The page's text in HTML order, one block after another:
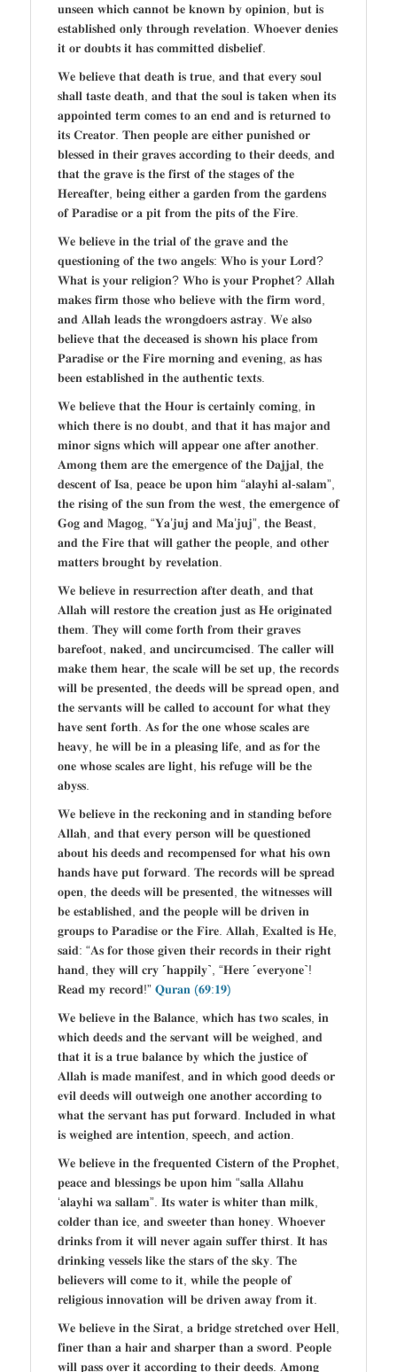
𝐮𝐧𝐬𝐞𝐞𝐧 𝐰𝐡𝐢𝐜𝐡 𝐜𝐚𝐧𝐧𝐨𝐭 𝐛𝐞 𝐤𝐧𝐨𝐰𝐧 𝐛𝐲 𝐨𝐩𝐢𝐧𝐢𝐨𝐧, 𝐛𝐮𝐭 𝐢𝐬
𝐞𝐬𝐭𝐚𝐛𝐥𝐢𝐬𝐡𝐞𝐝 𝐨𝐧𝐥𝐲 𝐭𝐡𝐫𝐨𝐮𝐠𝐡 𝐫𝐞𝐯𝐞𝐥𝐚𝐭𝐢𝐨𝐧. 𝐖𝐡𝐨𝐞𝐯𝐞𝐫 𝐝𝐞𝐧𝐢𝐞𝐬
𝐢𝐭 𝐨𝐫 𝐝𝐨𝐮𝐛𝐭𝐬 𝐢𝐭 𝐡𝐚𝐬 𝐜𝐨𝐦𝐦𝐢𝐭𝐭𝐞𝐝 𝐝𝐢𝐬𝐛𝐞𝐥𝐢𝐞𝐟.
𝐖𝐞 𝐛𝐞𝐥𝐢𝐞𝐯𝐞 𝐭𝐡𝐚𝐭 𝐝𝐞𝐚𝐭𝐡 𝐢𝐬 𝐭𝐫𝐮𝐞, 𝐚𝐧𝐝 𝐭𝐡𝐚𝐭 𝐞𝐯𝐞𝐫𝐲 𝐬𝐨𝐮𝐥
𝐬𝐡𝐚𝐥𝐥 𝐭𝐚𝐬𝐭𝐞 𝐝𝐞𝐚𝐭𝐡, 𝐚𝐧𝐝 𝐭𝐡𝐚𝐭 𝐭𝐡𝐞 𝐬𝐨𝐮𝐥 𝐢𝐬 𝐭𝐚𝐤𝐞𝐧 𝐰𝐡𝐞𝐧 𝐢𝐭𝐬
𝐚𝐩𝐩𝐨𝐢𝐧𝐭𝐞𝐝 𝐭𝐞𝐫𝐦 𝐜𝐨𝐦𝐞𝐬 𝐭𝐨 𝐚𝐧 𝐞𝐧𝐝 𝐚𝐧𝐝 𝐢𝐬 𝐫𝐞𝐭𝐮𝐫𝐧𝐞𝐝 𝐭𝐨
𝐢𝐭𝐬 𝐂𝐫𝐞𝐚𝐭𝐨𝐫. 𝐓𝐡𝐞𝐧 𝐩𝐞𝐨𝐩𝐥𝐞 𝐚𝐫𝐞 𝐞𝐢𝐭𝐡𝐞𝐫 𝐩𝐮𝐧𝐢𝐬𝐡𝐞𝐝 𝐨𝐫
𝐛𝐥𝐞𝐬𝐬𝐞𝐝 𝐢𝐧 𝐭𝐡𝐞𝐢𝐫 𝐠𝐫𝐚𝐯𝐞𝐬 𝐚𝐜𝐜𝐨𝐫𝐝𝐢𝐧𝐠 𝐭𝐨 𝐭𝐡𝐞𝐢𝐫 𝐝𝐞𝐞𝐝𝐬, 𝐚𝐧𝐝
𝐭𝐡𝐚𝐭 𝐭𝐡𝐞 𝐠𝐫𝐚𝐯𝐞 𝐢𝐬 𝐭𝐡𝐞 𝐟𝐢𝐫𝐬𝐭 𝐨𝐟 𝐭𝐡𝐞 𝐬𝐭𝐚𝐠𝐞𝐬 𝐨𝐟 𝐭𝐡𝐞
𝐇𝐞𝐫𝐞𝐚𝐟𝐭𝐞𝐫, 𝐛𝐞𝐢𝐧𝐠 𝐞𝐢𝐭𝐡𝐞𝐫 𝐚 𝐠𝐚𝐫𝐝𝐞𝐧 𝐟𝐫𝐨𝐦 𝐭𝐡𝐞 𝐠𝐚𝐫𝐝𝐞𝐧𝐬
𝐨𝐟 𝐏𝐚𝐫𝐚𝐝𝐢𝐬𝐞 𝐨𝐫 𝐚 𝐩𝐢𝐭 𝐟𝐫𝐨𝐦 𝐭𝐡𝐞 𝐩𝐢𝐭𝐬 𝐨𝐟 𝐭𝐡𝐞 𝐅𝐢𝐫𝐞.
𝐖𝐞 𝐛𝐞𝐥𝐢𝐞𝐯𝐞 𝐢𝐧 𝐭𝐡𝐞 𝐭𝐫𝐢𝐚𝐥 𝐨𝐟 𝐭𝐡𝐞 𝐠𝐫𝐚𝐯𝐞 𝐚𝐧𝐝 𝐭𝐡𝐞
𝐪𝐮𝐞𝐬𝐭𝐢𝐨𝐧𝐢𝐧𝐠 𝐨𝐟 𝐭𝐡𝐞 𝐭𝐰𝐨 𝐚𝐧𝐠𝐞𝐥𝐬: 𝐖𝐡𝐨 𝐢𝐬 𝐲𝐨𝐮𝐫 𝐋𝐨𝐫𝐝?
𝐖𝐡𝐚𝐭 𝐢𝐬 𝐲𝐨𝐮𝐫 𝐫𝐞𝐥𝐢𝐠𝐢𝐨𝐧? 𝐖𝐡𝐨 𝐢𝐬 𝐲𝐨𝐮𝐫 𝐏𝐫𝐨𝐩𝐡𝐞𝐭? 𝐀𝐥𝐥𝐚𝐡
𝐦𝐚𝐤𝐞𝐬 𝐟𝐢𝐫𝐦 𝐭𝐡𝐨𝐬𝐞 𝐰𝐡𝐨 𝐛𝐞𝐥𝐢𝐞𝐯𝐞 𝐰𝐢𝐭𝐡 𝐭𝐡𝐞 𝐟𝐢𝐫𝐦 𝐰𝐨𝐫𝐝,
𝐚𝐧𝐝 𝐀𝐥𝐥𝐚𝐡 𝐥𝐞𝐚𝐝𝐬 𝐭𝐡𝐞 𝐰𝐫𝐨𝐧𝐠𝐝𝐨𝐞𝐫𝐬 𝐚𝐬𝐭𝐫𝐚𝐲. 𝐖𝐞 𝐚𝐥𝐬𝐨
𝐛𝐞𝐥𝐢𝐞𝐯𝐞 𝐭𝐡𝐚𝐭 𝐭𝐡𝐞 𝐝𝐞𝐜𝐞𝐚𝐬𝐞𝐝 𝐢𝐬 𝐬𝐡𝐨𝐰𝐧 𝐡𝐢𝐬 𝐩𝐥𝐚𝐜𝐞 𝐟𝐫𝐨𝐦
𝐏𝐚𝐫𝐚𝐝𝐢𝐬𝐞 𝐨𝐫 𝐭𝐡𝐞 𝐅𝐢𝐫𝐞 𝐦𝐨𝐫𝐧𝐢𝐧𝐠 𝐚𝐧𝐝 𝐞𝐯𝐞𝐧𝐢𝐧𝐠, 𝐚𝐬 𝐡𝐚𝐬
𝐛𝐞𝐞𝐧 𝐞𝐬𝐭𝐚𝐛𝐥𝐢𝐬𝐡𝐞𝐝 𝐢𝐧 𝐭𝐡𝐞 𝐚𝐮𝐭𝐡𝐞𝐧𝐭𝐢𝐜 𝐭𝐞𝐱𝐭𝐬.
𝐖𝐞 𝐛𝐞𝐥𝐢𝐞𝐯𝐞 𝐭𝐡𝐚𝐭 𝐭𝐡𝐞 𝐇𝐨𝐮𝐫 𝐢𝐬 𝐜𝐞𝐫𝐭𝐚𝐢𝐧𝐥𝐲 𝐜𝐨𝐦𝐢𝐧𝐠, 𝐢𝐧
𝐰𝐡𝐢𝐜𝐡 𝐭𝐡𝐞𝐫𝐞 𝐢𝐬 𝐧𝐨 𝐝𝐨𝐮𝐛𝐭, 𝐚𝐧𝐝 𝐭𝐡𝐚𝐭 𝐢𝐭 𝐡𝐚𝐬 𝐦𝐚𝐣𝐨𝐫 𝐚𝐧𝐝
𝐦𝐢𝐧𝐨𝐫 𝐬𝐢𝐠𝐧𝐬 𝐰𝐡𝐢𝐜𝐡 𝐰𝐢𝐥𝐥 𝐚𝐩𝐩𝐞𝐚𝐫 𝐨𝐧𝐞 𝐚𝐟𝐭𝐞𝐫 𝐚𝐧𝐨𝐭𝐡𝐞𝐫.
𝐀𝐦𝐨𝐧𝐠 𝐭𝐡𝐞𝐦 𝐚𝐫𝐞 𝐭𝐡𝐞 𝐞𝐦𝐞𝐫𝐠𝐞𝐧𝐜𝐞 𝐨𝐟 𝐭𝐡𝐞 𝐃𝐚𝐣𝐣𝐚𝐥, 𝐭𝐡𝐞
𝐝𝐞𝐬𝐜𝐞𝐧𝐭 𝐨𝐟 𝐈𝐬𝐚, 𝐩𝐞𝐚𝐜𝐞 𝐛𝐞 𝐮𝐩𝐨𝐧 𝐡𝐢𝐦 “𝐚𝐥𝐚𝐲𝐡𝐢 𝐚𝐥-𝐬𝐚𝐥𝐚𝐦”,
𝐭𝐡𝐞 𝐫𝐢𝐬𝐢𝐧𝐠 𝐨𝐟 𝐭𝐡𝐞 𝐬𝐮𝐧 𝐟𝐫𝐨𝐦 𝐭𝐡𝐞 𝐰𝐞𝐬𝐭, 𝐭𝐡𝐞 𝐞𝐦𝐞𝐫𝐠𝐞𝐧𝐜𝐞 𝐨𝐟
𝐆𝐨𝐠 𝐚𝐧𝐝 𝐌𝐚𝐠𝐨𝐠, “𝐘𝐚’𝐣𝐮𝐣 𝐚𝐧𝐝 𝐌𝐚’𝐣𝐮𝐣”, 𝐭𝐡𝐞 𝐁𝐞𝐚𝐬𝐭,
𝐚𝐧𝐝 𝐭𝐡𝐞 𝐅𝐢𝐫𝐞 𝐭𝐡𝐚𝐭 𝐰𝐢𝐥𝐥 𝐠𝐚𝐭𝐡𝐞𝐫 𝐭𝐡𝐞 𝐩𝐞𝐨𝐩𝐥𝐞, 𝐚𝐧𝐝 𝐨𝐭𝐡𝐞𝐫
𝐦𝐚𝐭𝐭𝐞𝐫𝐬 𝐛𝐫𝐨𝐮𝐠𝐡𝐭 𝐛𝐲 𝐫𝐞𝐯𝐞𝐥𝐚𝐭𝐢𝐨𝐧.
𝐖𝐞 𝐛𝐞𝐥𝐢𝐞𝐯𝐞 𝐢𝐧 𝐫𝐞𝐬𝐮𝐫𝐫𝐞𝐜𝐭𝐢𝐨𝐧 𝐚𝐟𝐭𝐞𝐫 𝐝𝐞𝐚𝐭𝐡, 𝐚𝐧𝐝 𝐭𝐡𝐚𝐭
𝐀𝐥𝐥𝐚𝐡 𝐰𝐢𝐥𝐥 𝐫𝐞𝐬𝐭𝐨𝐫𝐞 𝐭𝐡𝐞 𝐜𝐫𝐞𝐚𝐭𝐢𝐨𝐧 𝐣𝐮𝐬𝐭 𝐚𝐬 𝐇𝐞 𝐨𝐫𝐢𝐠𝐢𝐧𝐚𝐭𝐞𝐝
𝐭𝐡𝐞𝐦. 𝐓𝐡𝐞𝐲 𝐰𝐢𝐥𝐥 𝐜𝐨𝐦𝐞 𝐟𝐨𝐫𝐭𝐡 𝐟𝐫𝐨𝐦 𝐭𝐡𝐞𝐢𝐫 𝐠𝐫𝐚𝐯𝐞𝐬
𝐛𝐚𝐫𝐞𝐟𝐨𝐨𝐭, 𝐧𝐚𝐤𝐞𝐝, 𝐚𝐧𝐝 𝐮𝐧𝐜𝐢𝐫𝐜𝐮𝐦𝐜𝐢𝐬𝐞𝐝. 𝐓𝐡𝐞 𝐜𝐚𝐥𝐥𝐞𝐫 𝐰𝐢𝐥𝐥
𝐦𝐚𝐤𝐞 𝐭𝐡𝐞𝐦 𝐡𝐞𝐚𝐫, 𝐭𝐡𝐞 𝐬𝐜𝐚𝐥𝐞 𝐰𝐢𝐥𝐥 𝐛𝐞 𝐬𝐞𝐭 𝐮𝐩, 𝐭𝐡𝐞 𝐫𝐞𝐜𝐨𝐫𝐝𝐬
𝐰𝐢𝐥𝐥 𝐛𝐞 𝐩𝐫𝐞𝐬𝐞𝐧𝐭𝐞𝐝, 𝐭𝐡𝐞 𝐝𝐞𝐞𝐝𝐬 𝐰𝐢𝐥𝐥 𝐛𝐞 𝐬𝐩𝐫𝐞𝐚𝐝 𝐨𝐩𝐞𝐧, 𝐚𝐧𝐝
𝐭𝐡𝐞 𝐬𝐞𝐫𝐯𝐚𝐧𝐭𝐬 𝐰𝐢𝐥𝐥 𝐛𝐞 𝐜𝐚𝐥𝐥𝐞𝐝 𝐭𝐨 𝐚𝐜𝐜𝐨𝐮𝐧𝐭 𝐟𝐨𝐫 𝐰𝐡𝐚𝐭 𝐭𝐡𝐞𝐲
𝐡𝐚𝐯𝐞 𝐬𝐞𝐧𝐭 𝐟𝐨𝐫𝐭𝐡. 𝐀𝐬 𝐟𝐨𝐫 𝐭𝐡𝐞 𝐨𝐧𝐞 𝐰𝐡𝐨𝐬𝐞 𝐬𝐜𝐚𝐥𝐞𝐬 𝐚𝐫𝐞
𝐡𝐞𝐚𝐯𝐲, 𝐡𝐞 𝐰𝐢𝐥𝐥 𝐛𝐞 𝐢𝐧 𝐚 𝐩𝐥𝐞𝐚𝐬𝐢𝐧𝐠 𝐥𝐢𝐟𝐞, 𝐚𝐧𝐝 𝐚𝐬 𝐟𝐨𝐫 𝐭𝐡𝐞
𝐨𝐧𝐞 𝐰𝐡𝐨𝐬𝐞 𝐬𝐜𝐚𝐥𝐞𝐬 𝐚𝐫𝐞 𝐥𝐢𝐠𝐡𝐭, 𝐡𝐢𝐬 𝐫𝐞𝐟𝐮𝐠𝐞 𝐰𝐢𝐥𝐥 𝐛𝐞 𝐭𝐡𝐞
𝐚𝐛𝐲𝐬𝐬.
𝐖𝐞 𝐛𝐞𝐥𝐢𝐞𝐯𝐞 𝐢𝐧 𝐭𝐡𝐞 𝐫𝐞𝐜𝐤𝐨𝐧𝐢𝐧𝐠 𝐚𝐧𝐝 𝐢𝐧 𝐬𝐭𝐚𝐧𝐝𝐢𝐧𝐠 𝐛𝐞𝐟𝐨𝐫𝐞
𝐀𝐥𝐥𝐚𝐡, 𝐚𝐧𝐝 𝐭𝐡𝐚𝐭 𝐞𝐯𝐞𝐫𝐲 𝐩𝐞𝐫𝐬𝐨𝐧 𝐰𝐢𝐥𝐥 𝐛𝐞 𝐪𝐮𝐞𝐬𝐭𝐢𝐨𝐧𝐞𝐝
𝐚𝐛𝐨𝐮𝐭 𝐡𝐢𝐬 𝐝𝐞𝐞𝐝𝐬 𝐚𝐧𝐝 𝐫𝐞𝐜𝐨𝐦𝐩𝐞𝐧𝐬𝐞𝐝 𝐟𝐨𝐫 𝐰𝐡𝐚𝐭 𝐡𝐢𝐬 𝐨𝐰𝐧
𝐡𝐚𝐧𝐝𝐬 𝐡𝐚𝐯𝐞 𝐩𝐮𝐭 𝐟𝐨𝐫𝐰𝐚𝐫𝐝. 𝐓𝐡𝐞 𝐫𝐞𝐜𝐨𝐫𝐝𝐬 𝐰𝐢𝐥𝐥 𝐛𝐞 𝐬𝐩𝐫𝐞𝐚𝐝
𝐨𝐩𝐞𝐧, 𝐭𝐡𝐞 𝐝𝐞𝐞𝐝𝐬 𝐰𝐢𝐥𝐥 𝐛𝐞 𝐩𝐫𝐞𝐬𝐞𝐧𝐭𝐞𝐝, 𝐭𝐡𝐞 𝐰𝐢𝐭𝐧𝐞𝐬𝐬𝐞𝐬 𝐰𝐢𝐥𝐥
𝐛𝐞 𝐞𝐬𝐭𝐚𝐛𝐥𝐢𝐬𝐡𝐞𝐝, 𝐚𝐧𝐝 𝐭𝐡𝐞 𝐩𝐞𝐨𝐩𝐥𝐞 𝐰𝐢𝐥𝐥 𝐛𝐞 𝐝𝐫𝐢𝐯𝐞𝐧 𝐢𝐧
𝐠𝐫𝐨𝐮𝐩𝐬 𝐭𝐨 𝐏𝐚𝐫𝐚𝐝𝐢𝐬𝐞 𝐨𝐫 𝐭𝐡𝐞 𝐅𝐢𝐫𝐞. 𝐀𝐥𝐥𝐚𝐡, 𝐄𝐱𝐚𝐥𝐭𝐞𝐝 𝐢𝐬 𝐇𝐞,
𝐬𝐚𝐢𝐝: “𝐀𝐬 𝐟𝐨𝐫 𝐭𝐡𝐨𝐬𝐞 𝐠𝐢𝐯𝐞𝐧 𝐭𝐡𝐞𝐢𝐫 𝐫𝐞𝐜𝐨𝐫𝐝𝐬 𝐢𝐧 𝐭𝐡𝐞𝐢𝐫 𝐫𝐢𝐠𝐡𝐭
𝐡𝐚𝐧𝐝, 𝐭𝐡𝐞𝐲 𝐰𝐢𝐥𝐥 𝐜𝐫𝐲 ˹𝐡𝐚𝐩𝐩𝐢𝐥𝐲˺, “𝐇𝐞𝐫𝐞 ˹𝐞𝐯𝐞𝐫𝐲𝐨𝐧𝐞˺!
𝐑𝐞𝐚𝐝 𝐦𝐲 𝐫𝐞𝐜𝐨𝐫𝐝!” 𝐐𝐮𝐫𝐚𝐧 (𝟔𝟗:𝟏𝟗)
𝐖𝐞 𝐛𝐞𝐥𝐢𝐞𝐯𝐞 𝐢𝐧 𝐭𝐡𝐞 𝐁𝐚𝐥𝐚𝐧𝐜𝐞, 𝐰𝐡𝐢𝐜𝐡 𝐡𝐚𝐬 𝐭𝐰𝐨 𝐬𝐜𝐚𝐥𝐞𝐬, 𝐢𝐧
𝐰𝐡𝐢𝐜𝐡 𝐝𝐞𝐞𝐝𝐬 𝐚𝐧𝐝 𝐭𝐡𝐞 𝐬𝐞𝐫𝐯𝐚𝐧𝐭 𝐰𝐢𝐥𝐥 𝐛𝐞 𝐰𝐞𝐢𝐠𝐡𝐞𝐝, 𝐚𝐧𝐝
𝐭𝐡𝐚𝐭 𝐢𝐭 𝐢𝐬 𝐚 𝐭𝐫𝐮𝐞 𝐛𝐚𝐥𝐚𝐧𝐜𝐞 𝐛𝐲 𝐰𝐡𝐢𝐜𝐡 𝐭𝐡𝐞 𝐣𝐮𝐬𝐭𝐢𝐜𝐞 𝐨𝐟
𝐀𝐥𝐥𝐚𝐡 𝐢𝐬 𝐦𝐚𝐝𝐞 𝐦𝐚𝐧𝐢𝐟𝐞𝐬𝐭, 𝐚𝐧𝐝 𝐢𝐧 𝐰𝐡𝐢𝐜𝐡 𝐠𝐨𝐨𝐝 𝐝𝐞𝐞𝐝𝐬 𝐨𝐫
𝐞𝐯𝐢𝐥 𝐝𝐞𝐞𝐝𝐬 𝐰𝐢𝐥𝐥 𝐨𝐮𝐭𝐰𝐞𝐢𝐠𝐡 𝐨𝐧𝐞 𝐚𝐧𝐨𝐭𝐡𝐞𝐫 𝐚𝐜𝐜𝐨𝐫𝐝𝐢𝐧𝐠 𝐭𝐨
𝐰𝐡𝐚𝐭 𝐭𝐡𝐞 𝐬𝐞𝐫𝐯𝐚𝐧𝐭 𝐡𝐚𝐬 𝐩𝐮𝐭 𝐟𝐨𝐫𝐰𝐚𝐫𝐝. 𝐈𝐧𝐜𝐥𝐮𝐝𝐞𝐝 𝐢𝐧 𝐰𝐡𝐚𝐭
𝐢𝐬 𝐰𝐞𝐢𝐠𝐡𝐞𝐝 𝐚𝐫𝐞 𝐢𝐧𝐭𝐞𝐧𝐭𝐢𝐨𝐧, 𝐬𝐩𝐞𝐞𝐜𝐡, 𝐚𝐧𝐝 𝐚𝐜𝐭𝐢𝐨𝐧.
𝐖𝐞 𝐛𝐞𝐥𝐢𝐞𝐯𝐞 𝐢𝐧 𝐭𝐡𝐞 𝐟𝐫𝐞𝐪𝐮𝐞𝐧𝐭𝐞𝐝 𝐂𝐢𝐬𝐭𝐞𝐫𝐧 𝐨𝐟 𝐭𝐡𝐞 𝐏𝐫𝐨𝐩𝐡𝐞𝐭,
𝐩𝐞𝐚𝐜𝐞 𝐚𝐧𝐝 𝐛𝐥𝐞𝐬𝐬𝐢𝐧𝐠𝐬 𝐛𝐞 𝐮𝐩𝐨𝐧 𝐡𝐢𝐦 “𝐬𝐚𝐥𝐥𝐚 𝐀𝐥𝐥𝐚𝐡𝐮
‘𝐚𝐥𝐚𝐲𝐡𝐢 𝐰𝐚 𝐬𝐚𝐥𝐥𝐚𝐦”. 𝐈𝐭𝐬 𝐰𝐚𝐭𝐞𝐫 𝐢𝐬 𝐰𝐡𝐢𝐭𝐞𝐫 𝐭𝐡𝐚𝐧 𝐦𝐢𝐥𝐤,
𝐜𝐨𝐥𝐝𝐞𝐫 𝐭𝐡𝐚𝐧 𝐢𝐜𝐞, 𝐚𝐧𝐝 𝐬𝐰𝐞𝐞𝐭𝐞𝐫 𝐭𝐡𝐚𝐧 𝐡𝐨𝐧𝐞𝐲. 𝐖𝐡𝐨𝐞𝐯𝐞𝐫
𝐝𝐫𝐢𝐧𝐤𝐬 𝐟𝐫𝐨𝐦 𝐢𝐭 𝐰𝐢𝐥𝐥 𝐧𝐞𝐯𝐞𝐫 𝐚𝐠𝐚𝐢𝐧 𝐬𝐮𝐟𝐟𝐞𝐫 𝐭𝐡𝐢𝐫𝐬𝐭. 𝐈𝐭 𝐡𝐚𝐬
𝐝𝐫𝐢𝐧𝐤𝐢𝐧𝐠 𝐯𝐞𝐬𝐬𝐞𝐥𝐬 𝐥𝐢𝐤𝐞 𝐭𝐡𝐞 𝐬𝐭𝐚𝐫𝐬 𝐨𝐟 𝐭𝐡𝐞 𝐬𝐤𝐲. 𝐓𝐡𝐞
𝐛𝐞𝐥𝐢𝐞𝐯𝐞𝐫𝐬 𝐰𝐢𝐥𝐥 𝐜𝐨𝐦𝐞 𝐭𝐨 𝐢𝐭, 𝐰𝐡𝐢𝐥𝐞 𝐭𝐡𝐞 𝐩𝐞𝐨𝐩𝐥𝐞 𝐨𝐟
𝐫𝐞𝐥𝐢𝐠𝐢𝐨𝐮𝐬 𝐢𝐧𝐧𝐨𝐯𝐚𝐭𝐢𝐨𝐧 𝐰𝐢𝐥𝐥 𝐛𝐞 𝐝𝐫𝐢𝐯𝐞𝐧 𝐚𝐰𝐚𝐲 𝐟𝐫𝐨𝐦 𝐢𝐭.
𝐖𝐞 𝐛𝐞𝐥𝐢𝐞𝐯𝐞 𝐢𝐧 𝐭𝐡𝐞 𝐒𝐢𝐫𝐚𝐭, 𝐚 𝐛𝐫𝐢𝐝𝐠𝐞 𝐬𝐭𝐫𝐞𝐭𝐜𝐡𝐞𝐝 𝐨𝐯𝐞𝐫 𝐇𝐞𝐥𝐥,
𝐟𝐢𝐧𝐞𝐫 𝐭𝐡𝐚𝐧 𝐚 𝐡𝐚𝐢𝐫 𝐚𝐧𝐝 𝐬𝐡𝐚𝐫𝐩𝐞𝐫 𝐭𝐡𝐚𝐧 𝐚 𝐬𝐰𝐨𝐫𝐝. 𝐏𝐞𝐨𝐩𝐥𝐞
𝐰𝐢𝐥𝐥 𝐩𝐚𝐬𝐬 𝐨𝐯𝐞𝐫 𝐢𝐭 𝐚𝐜𝐜𝐨𝐫𝐝𝐢𝐧𝐠 𝐭𝐨 𝐭𝐡𝐞𝐢𝐫 𝐝𝐞𝐞𝐝𝐬. 𝐀𝐦𝐨𝐧𝐠